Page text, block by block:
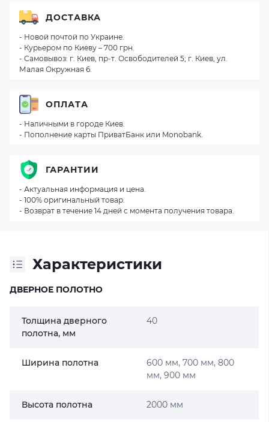
Характеристики
ДВЕРНОЕ ПОЛОТНО
Толщина дверного
полотна, мм
40
Ширина полотна
600 мм, 700 мм, 800
мм, 900 мм
Высота полотна 2000 мм
ДОСТАВКА
- Новой почтой по Украине.
- Курьером по Киеву – 700 грн.
- Самовывоз: г. Киев, пр-т. Освободителей 5; г. Киев, ул.
Малая Окружная 6.
ОПЛАТА
- Наличными в городе Киев.
- Пополнение карты ПриватБанк или Monobank.
ГАРАНТИИ
- Актуальная информация и цена.
- 100% оригинальный товар.
- Возврат в течение 14 дней с момента получения товара.